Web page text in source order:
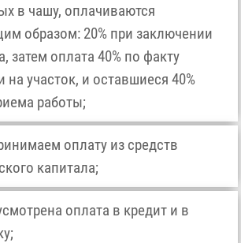
в чашу, оплачиваются
образом: 20% при заключении
затем оплата 40% по факту
на участок, и оставшиеся 40%
работы;
оплату из средств
капитала;
оплата в кредит и в